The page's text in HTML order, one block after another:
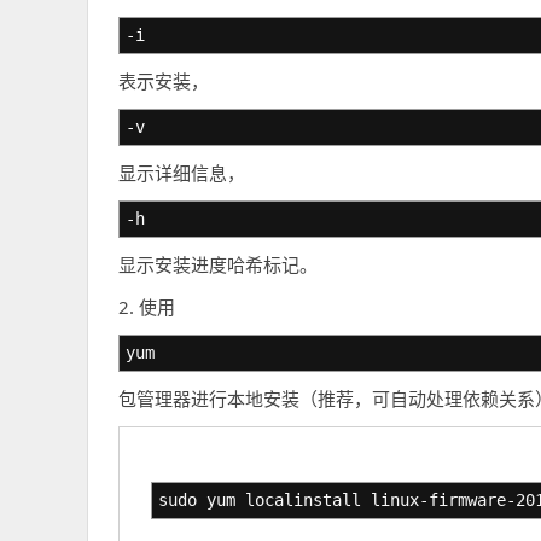
-i
表示安装，
-v
显示详细信息，
-h
显示安装进度哈希标记。
2. 使用
yum
包管理器进行本地安装（推荐，可自动处理依赖关系
sudo yum localinstall linux-firmware-